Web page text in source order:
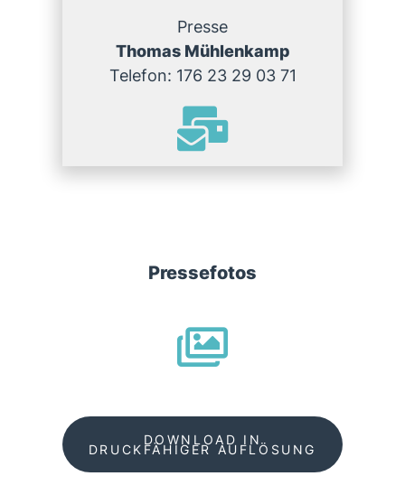
Presse
Thomas Mühlenkamp
Telefon: 176 23 29 03 71
Pressefotos
DOWNLOAD IN
DRUCKFÄHIGER AUFLÖSUNG